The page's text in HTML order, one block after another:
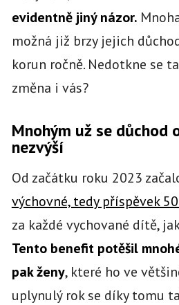
evidentně jiný názor.
možná již brzy jejich
korun ročně. Nedotkne se
změna i vás?
Mnohým už se důchod
nezvýší
Od začátku roku 2023
výchovné, tedy příspěvek
za každé vychované dítě,
Tento benefit potěšil
pak ženy, které ho ve
uplynulý rok se díky tomu